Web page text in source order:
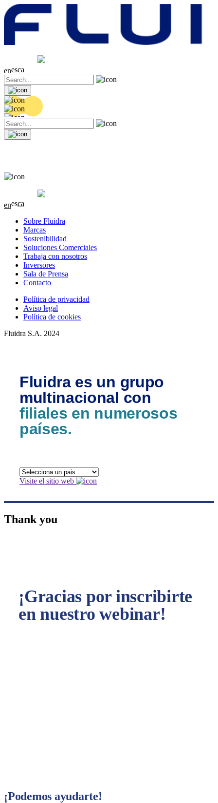
0.04 (+0.2%)
enesca
0.04 (+0.2%)
enesca
Sobre Fluidra
Marcas
Sostenibilidad
Soluciones Comerciales
Trabaja con nosotros
Inversores
Sala de Prensa
Contacto
Política de privacidad
Aviso legal
Política de cookies
Fluidra S.A. 2024
Fluidra es un grupo
multinacional con
filiales en numerosos
países.
Visite el sitio web
Thank you
¡Gracias por inscribirte
en nuestro webinar!
¡Podemos ayudarte!